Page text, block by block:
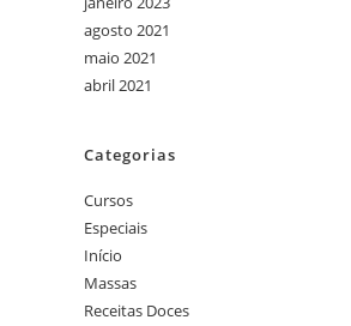
agosto 2021
maio 2021
abril 2021
Categorias
Cursos
Especiais
Início
Massas
Receitas Doces